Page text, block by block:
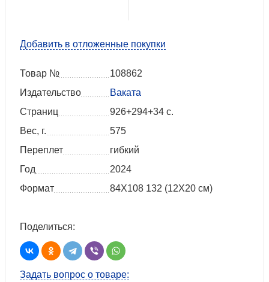
Добавить в отложенные покупки
Товар №
108862
Издательство
Ваката
Страниц
926+294+34 с.
Вес, г.
575
Переплет
гибкий
Год
2024
Формат
84Х108 132 (12Х20 см)
Поделиться:
Задать вопрос о товаре: